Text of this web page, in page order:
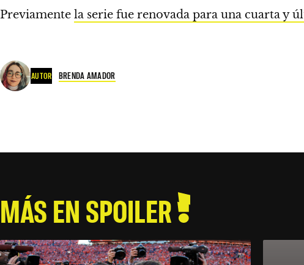
Previamente la serie fue renovada para una cuarta y
AUTOR BRENDA AMADOR
MÁS EN SPOILER